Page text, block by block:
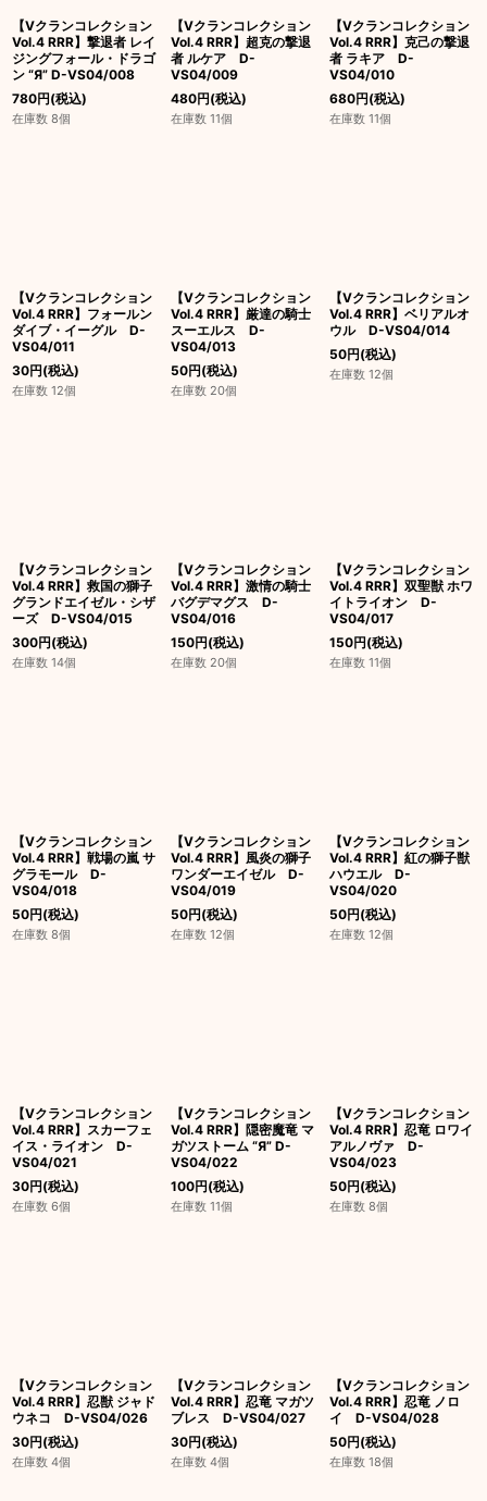
【Vクランコレクション
Vol.4 RRR】撃退者 レイ
ジングフォール・ドラゴ
ン “Я” D-VS04/008
780円(税込)
在庫数 8個
【Vクランコレクション
Vol.4 RRR】超克の撃退
者 ルケア D-
VS04/009
480円(税込)
在庫数 11個
【Vクランコレクション
Vol.4 RRR】克己の撃退
者 ラキア D-
VS04/010
680円(税込)
在庫数 11個
【Vクランコレクション
Vol.4 RRR】フォールン
ダイブ・イーグル D-
VS04/011
30円(税込)
在庫数 12個
【Vクランコレクション
Vol.4 RRR】厳達の騎士
スーエルス D-
VS04/013
50円(税込)
在庫数 20個
【Vクランコレクション
Vol.4 RRR】ベリアルオ
ウル D-VS04/014
50円(税込)
在庫数 12個
【Vクランコレクション
Vol.4 RRR】救国の獅子
グランドエイゼル・シザ
ーズ D-VS04/015
300円(税込)
在庫数 14個
【Vクランコレクション
Vol.4 RRR】激情の騎士
バグデマグス D-
VS04/016
150円(税込)
在庫数 20個
【Vクランコレクション
Vol.4 RRR】双聖獣 ホワ
イトライオン D-
VS04/017
150円(税込)
在庫数 11個
【Vクランコレクション
Vol.4 RRR】戦場の嵐 サ
グラモール D-
VS04/018
50円(税込)
在庫数 8個
【Vクランコレクション
Vol.4 RRR】風炎の獅子
ワンダーエイゼル D-
VS04/019
50円(税込)
在庫数 12個
【Vクランコレクション
Vol.4 RRR】紅の獅子獣
ハウエル D-
VS04/020
50円(税込)
在庫数 12個
【Vクランコレクション
Vol.4 RRR】スカーフェ
イス・ライオン D-
VS04/021
30円(税込)
在庫数 6個
【Vクランコレクション
Vol.4 RRR】隠密魔竜 マ
ガツストーム “Я” D-
VS04/022
100円(税込)
在庫数 11個
【Vクランコレクション
Vol.4 RRR】忍竜 ロワイ
アルノヴァ D-
VS04/023
50円(税込)
在庫数 8個
【Vクランコレクション
Vol.4 RRR】忍獣 ジャド
ウネコ D-VS04/026
30円(税込)
在庫数 4個
【Vクランコレクション
Vol.4 RRR】忍竜 マガツ
ブレス D-VS04/027
30円(税込)
在庫数 4個
【Vクランコレクション
Vol.4 RRR】忍竜 ノロ
イ D-VS04/028
50円(税込)
在庫数 18個